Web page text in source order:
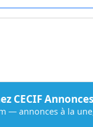
CECIF
— annonces à la